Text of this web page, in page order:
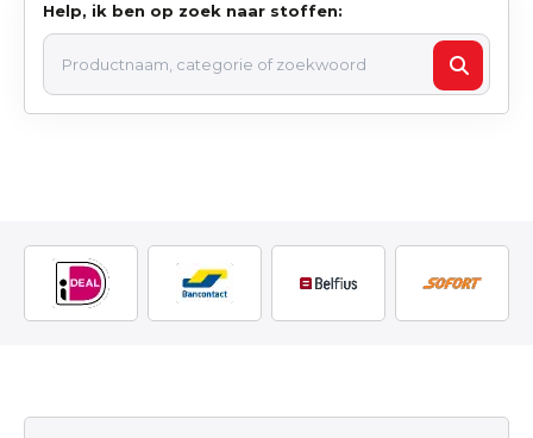
Help, ik ben op zoek naar stoffen: